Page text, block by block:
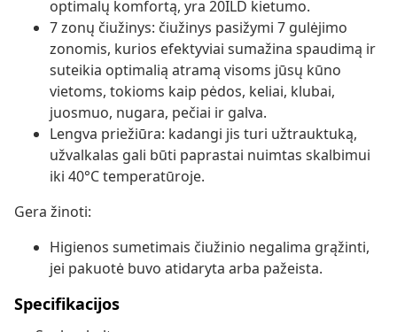
optimalų komfortą, yra 20ILD kietumo.
7 zonų čiužinys: čiužinys pasižymi 7 gulėjimo
zonomis, kurios efektyviai sumažina spaudimą ir
suteikia optimalią atramą visoms jūsų kūno
vietoms, tokioms kaip pėdos, keliai, klubai,
juosmuo, nugara, pečiai ir galva.
Lengva priežiūra: kadangi jis turi užtrauktuką,
užvalkalas gali būti paprastai nuimtas skalbimui
iki 40°C temperatūroje.
Gera žinoti:
Higienos sumetimais čiužinio negalima grąžinti,
jei pakuotė buvo atidaryta arba pažeista.
Specifikacijos